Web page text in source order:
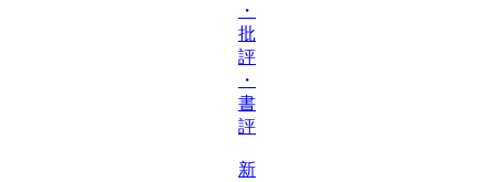
・
批
評
・
書
評
新